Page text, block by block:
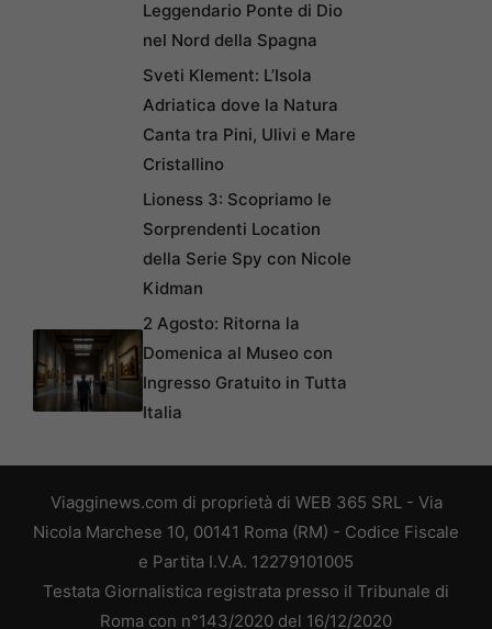
Leggendario Ponte di Dio
nel Nord della Spagna
Sveti Klement: L’Isola
Adriatica dove la Natura
Canta tra Pini, Ulivi e Mare
Cristallino
Lioness 3: Scopriamo le
Sorprendenti Location
della Serie Spy con Nicole
Kidman
2 Agosto: Ritorna la
Domenica al Museo con
Ingresso Gratuito in Tutta
Italia
Viagginews.com di proprietà di WEB 365 SRL - Via
Nicola Marchese 10, 00141 Roma (RM) - Codice Fiscale
e Partita I.V.A. 12279101005
Testata Giornalistica registrata presso il Tribunale di
Roma con n°143/2020 del 16/12/2020